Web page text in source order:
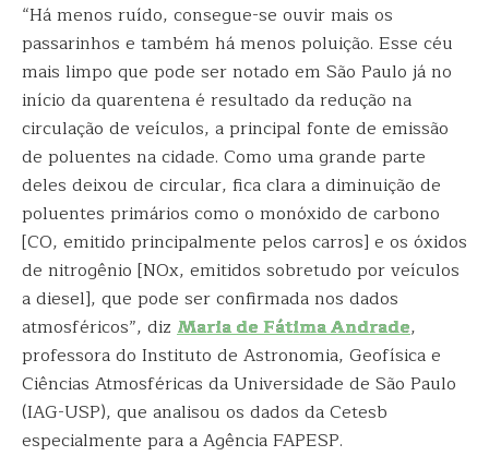
“Há menos ruído, consegue-se ouvir mais os
passarinhos e também há menos poluição. Esse céu
mais limpo que pode ser notado em São Paulo já no
início da quarentena é resultado da redução na
circulação de veículos, a principal fonte de emissão
de poluentes na cidade. Como uma grande parte
deles deixou de circular, fica clara a diminuição de
poluentes primários como o monóxido de carbono
[CO, emitido principalmente pelos carros] e os óxidos
de nitrogênio [NOx, emitidos sobretudo por veículos
a diesel], que pode ser confirmada nos dados
atmosféricos”, diz Maria de Fátima Andrade,
professora do Instituto de Astronomia, Geofísica e
Ciências Atmosféricas da Universidade de São Paulo
(IAG-USP), que analisou os dados da Cetesb
especialmente para a Agência FAPESP.